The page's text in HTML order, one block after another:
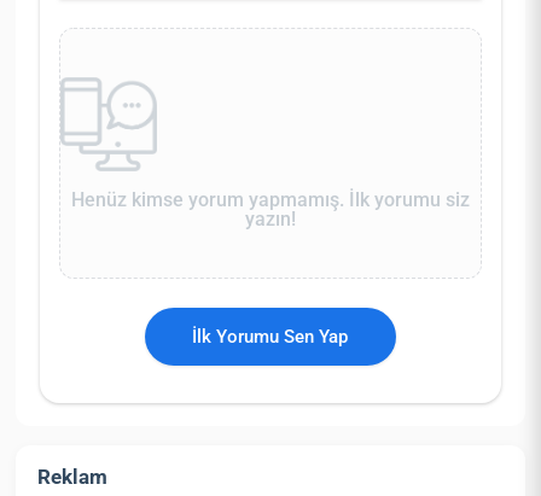
Henüz kimse yorum yapmamış. İlk yorumu siz
yazın!
İlk Yorumu Sen Yap
Reklam